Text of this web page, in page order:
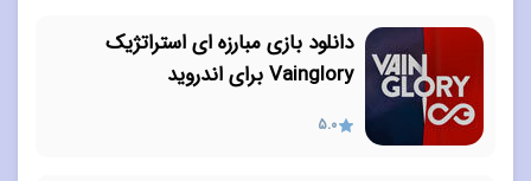
دانلود بازی مبارزه ای استراتژیک
Vainglory برای اندروید
5.0